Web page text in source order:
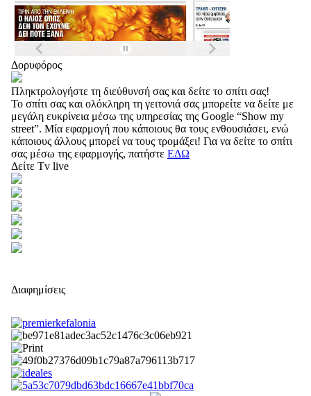
Δορυφόρος
Πληκτρολογήστε τη διεύθυνσή σας και δείτε το σπίτι σας!
Το σπίτι σας και ολόκληρη τη γειτονιά σας μπορείτε να δείτε με
μεγάλη ευκρίνεια μέσω της υπηρεσίας της Google “Show my
street”. Μία εφαρμογή που κάποιους θα τους ενθουσιάσει, ενώ
κάποιους άλλους μπορεί να τους τρομάξει! Για να δείτε το σπίτι
σας μέσω της εφαρμογής, πατήστε ΕΔΩ
Δείτε Tv live
Διαφημίσεις